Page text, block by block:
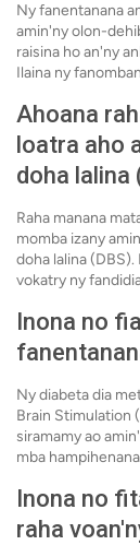
Ny fanentanana
amin'ny olon-
raisina ho an'ny
Ilaina ny
Ahoana
loatra aho
doha lalina
Raha manana
momba izany
doha lalina
vokatry ny
Inona no
Ny diabeta dia
Brain Stimulation
siramamy ao
mba
Inona no
raha